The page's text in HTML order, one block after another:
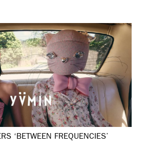
‘BETWEEN FREQUENCIES’